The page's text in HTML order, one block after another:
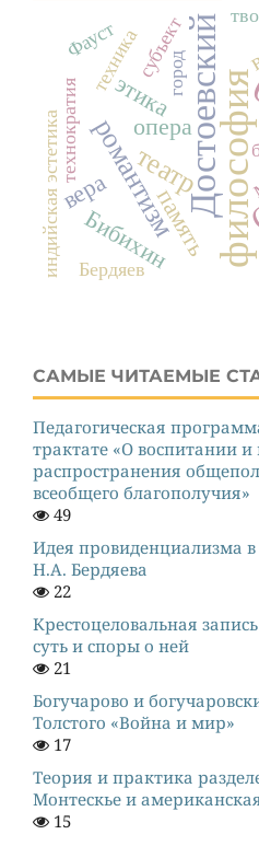
философия
Достоевский
театр
романтизм
этика
память
Бибихин
вера
опера
субъект
индийская эстетикатехнократия
техника город
Фауст
Бердяев
САМЫЕ ЧИТАЕМЫЕ
Педагогическая
трактате «О воспитании и
распространения
всеобщего благополучия»
49
Идея провиденциализма
Н.А. Бердяева
22
Крестоцеловальная
суть и споры о ней
21
Богучарово и
Толстого «Война и мир»
17
Теория и практика
Монтескье и
15